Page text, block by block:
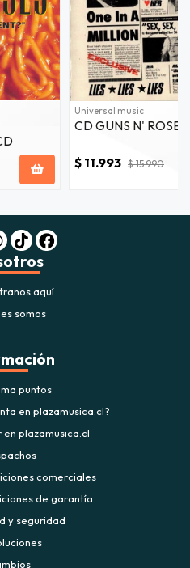
Universal music
CD GUNS N'
$ 11.993 $ 15.990
aquí
somos
puntos
en plazamusica.cl?
plazamusica.cl
comerciales
de garantía
y seguridad